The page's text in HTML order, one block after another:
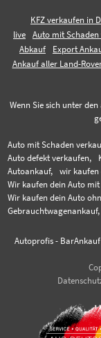
KFZ verkaufen in
live
Auto mit
Abkauf
Export
Ankauf aller Land-
Wenn Sie sich unter
Auto mit Schaden
Auto defekt verkaufen,
Autoankauf,
wir kaufen
Wir kaufen dein Auto
Wir kaufen dein Auto
Gebrauchtwagenankauf,
Autoprofis - BarAnkauf